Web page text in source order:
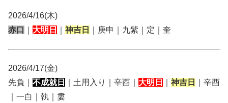
2026/4/16(木)
赤口
大明日 神吉日 ｜庚申｜九紫｜定｜奎
2026/4/17(金)
先負｜ 不成就日 ｜土用入り｜辛酉｜ 大明日 神吉日
｜辛酉
｜一白｜執｜婁